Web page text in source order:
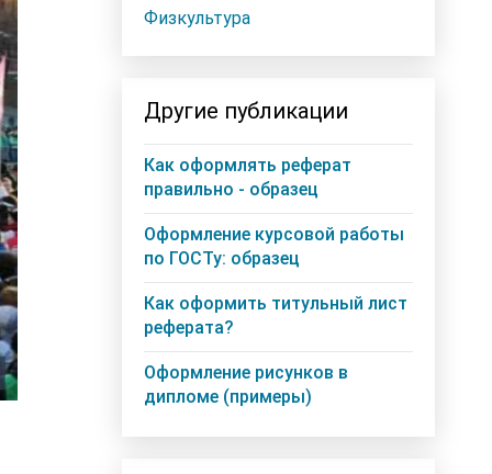
Физкультура
Другие публикации
Как оформлять реферат
правильно - образец
Оформление курсовой работы
по ГОСТу: образец
Как оформить титульный лист
реферата?
Оформление рисунков в
дипломе (примеры)